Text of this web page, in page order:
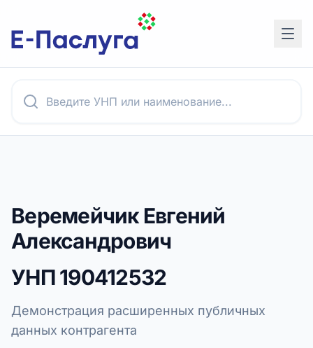
Веремейчик Евгений
Александрович
УНП190412532
Демонстрация расширенных публичных
данных контрагента